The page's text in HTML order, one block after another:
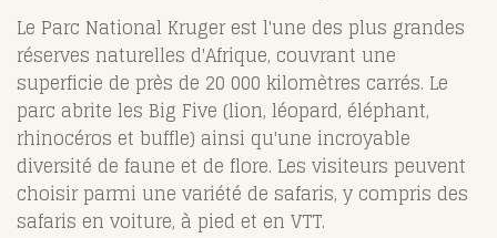
Le Parc National Kruger est l'une des plus grandes
réserves naturelles d'Afrique, couvrant une
superficie de près de 20 000 kilomètres carrés. Le
parc abrite les Big Five (lion, léopard, éléphant,
rhinocéros et buffle) ainsi qu'une incroyable
diversité de faune et de flore. Les visiteurs peuvent
choisir parmi une variété de safaris, y compris des
safaris en voiture, à pied et en VTT.